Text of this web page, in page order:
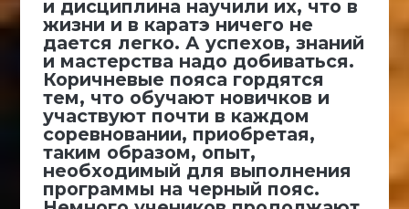
и дисциплина научили их, что в
жизни и в каратэ ничего не
дается легко. А успехов, знаний
и мастерства надо добиваться.
Коричневые пояса гордятся
тем, что обучают новичков и
участвуют почти в каждом
соревновании, приобретая,
таким образом, опыт,
необходимый для выполнения
программы на черный пояс.